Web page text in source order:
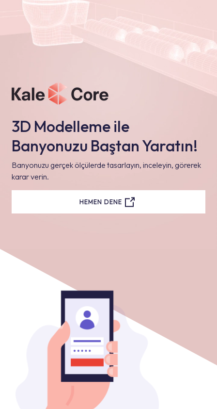
3D Modelleme ile
Banyonuzu Baştan Yaratın!
Banyonuzu gerçek ölçülerde tasarlayın, inceleyin, görerek
karar verin.
HEMEN DENE